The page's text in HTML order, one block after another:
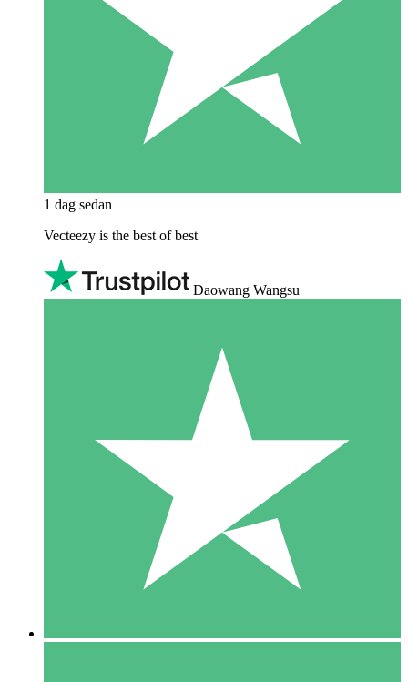
1 dag sedan
Vecteezy is the best of best
Daowang Wangsu